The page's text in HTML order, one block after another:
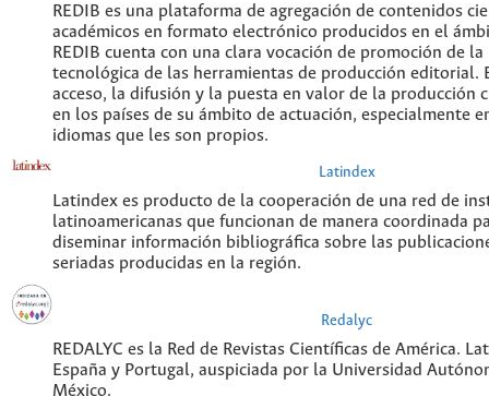
REDIB es una plataforma de agregación de contenidos
académicos en formato electrónico producidos en el
REDIB cuenta con una clara vocación de promoción de
tecnológica de las herramientas de producción editorial.
acceso, la difusión y la puesta en valor de la producción
en los países de su ámbito de actuación, especialmente
idiomas que les son propios.
Latindex
Latindex es producto de la cooperación de una red de
latinoamericanas que funcionan de manera coordinada
diseminar información bibliográfica sobre las
seriadas producidas en la región.
Redalyc
REDALYC es la Red de Revistas Científicas de América.
España y Portugal, auspiciada por la Universidad
México.